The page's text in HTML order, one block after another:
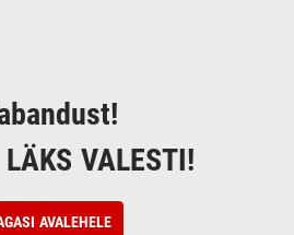
VALESTI!
AVALEHELE